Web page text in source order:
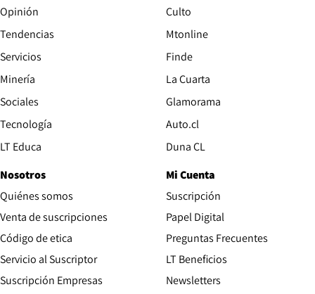
Opinión
Tendencias
Servicios
Minería
Sociales
Tecnología
LT Educa
Culto
Mtonline
Finde
La Cuarta
Glamorama
Auto.clOpens in new window
Duna CLOpens in new window
Nosotros
Quiénes somos
Venta de suscripciones
Código de etica Opens in new window
Servicio al Suscriptor
Suscripción Empresas
Mi Cuenta
Suscripción
Papel DigitalOpens in new
Preguntas Frecuentes
LT Beneficios
Newsletters